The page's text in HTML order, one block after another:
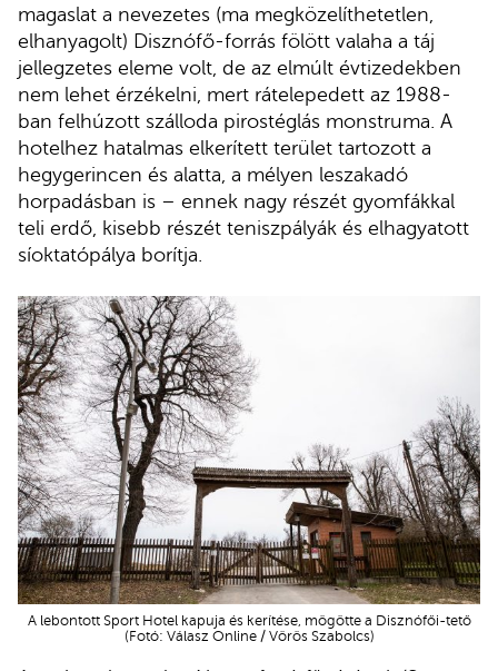
magaslat a nevezetes (ma megközelíthetetlen,
elhanyagolt) Disznófő-forrás fölött valaha a táj
jellegzetes eleme volt, de az elmúlt évtizedekben
nem lehet érzékelni, mert rátelepedett az 1988-
ban felhúzott szálloda pirostéglás monstruma. A
hotelhez hatalmas elkerített terület tartozott a
hegygerincen és alatta, a mélyen leszakadó
horpadásban is – ennek nagy részét gyomfákkal
teli erdő, kisebb részét teniszpályák és elhagyatott
síoktatópálya borítja.
A lebontott Sport Hotel kapuja és kerítése, mögötte a Disznófői-tető
(Fotó: Válasz Online / Vörös Szabolcs)